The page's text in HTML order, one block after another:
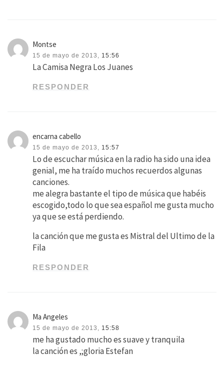
Montse
15 de mayo de 2013, 15:56
La Camisa Negra Los Juanes
RESPONDER
encarna cabello
15 de mayo de 2013, 15:57
Lo de escuchar música en la radio ha sido una idea
genial, me ha traído muchos recuerdos algunas
canciones.
me alegra bastante el tipo de música que habéis
escogido,todo lo que sea español me gusta mucho
ya que se está perdiendo.
la canción que me gusta es Mistral del Ultimo de la
Fila
RESPONDER
Ma Angeles
15 de mayo de 2013, 15:58
me ha gustado mucho es suave y tranquila
la canción es ,;gloria Estefan